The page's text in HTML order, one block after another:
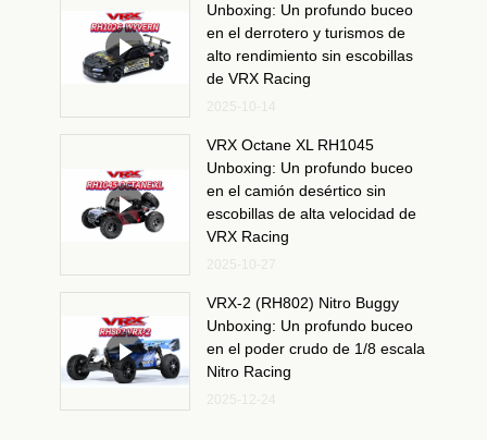
Unboxing: Un profundo buceo
en el derrotero y turismos de
alto rendimiento sin escobillas
de VRX Racing
VRX Octane XL RH1045
Unboxing: Un profundo buceo
en el camión desértico sin
escobillas de alta velocidad de
VRX Racing
VRX-2 (RH802) Nitro Buggy
Unboxing: Un profundo buceo
en el poder crudo de 1/8 escala
Nitro Racing